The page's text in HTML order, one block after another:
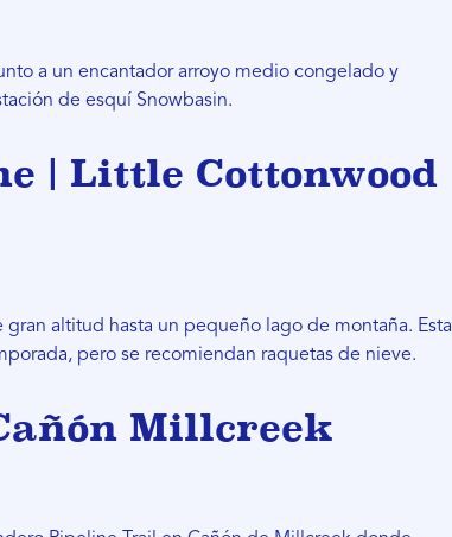
a un encantador arroyo medio congelado y
de esquí Snowbasin.
| Little Cottonwood
altitud hasta un pequeño lago de montaña. Esta
pero se recomiendan raquetas de nieve.
Millcreek